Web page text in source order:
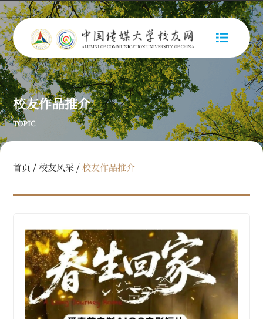
校友作品推介
TOPIC
首页 /校友风采 /校友作品推介